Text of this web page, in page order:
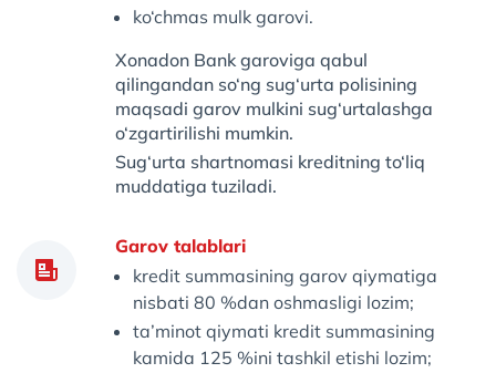
ko‘chmas mulk garovi.
Xonadon Bank garoviga qabul
qilingandan so‘ng sug‘urta polisining
maqsadi garov mulkini sug‘urtalashga
o‘zgartirilishi mumkin.
Sug‘urta shartnomasi kreditning to‘liq
muddatiga tuziladi.
Garov talablari
kredit summasining garov qiymatiga
nisbati 80 %dan oshmasligi lozim;
ta’minot qiymati kredit summasining
kamida 125 %ini tashkil etishi lozim;